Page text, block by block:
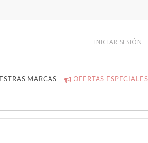
INICIAR SESIÓN
MARCAS OFERTAS ESPECIALES